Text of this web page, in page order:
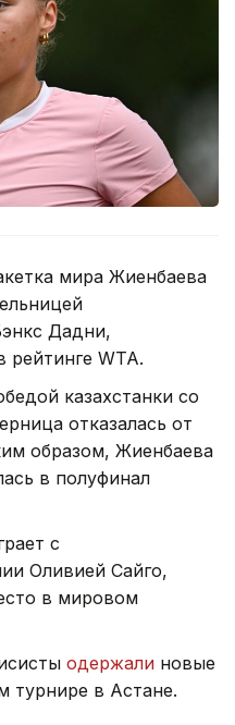
мира Жиенбаева
Дадни,
WTA.
казахстанки со
отказалась от
образом, Жиенбаева
в полуфинал
с
Оливией Сайго,
в мировом
одержали новые
турнире в Астане.